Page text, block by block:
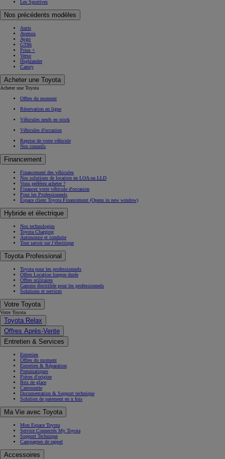
Les Sportives
Nos précédents modèles
Auris
Avensis
Aygo
GT86
Prius +
Verso
Highlander
Camry
Acheter une Toyota
Acheter une Toyota
Offres du moment
Réservation en ligne
Véhicules neufs en stock
Véhicules d'occasion
Reprise de votre véhicule
Nos conseils
Financement
Financement des véhicules
Nos solutions de location en LOA ou LLD
Vous préférez acheter ?
Financez votre véhicule d'occasion
Pour les Professionnels
Espace client Toyota Financement (Opens in new window)
Hybride et électrique
Nos technologies
Toyota Charging
Autonomie et conduite
Tout savoir sur l’électrique
Toyota Professional
Toyota pour les professionnels
Offres Location longue durée
Offres utilitaires
Gamme électrifiée pour les professionnels
Solutions et services
Votre Toyota
Votre Toyota
Toyota Relax
Offres Après-Vente
Entretien & Services
Entretien
Offres du moment
Entretien & Réparation
Pneumatiques
Pièces d'origine
Bris de glace
Carrosserie
Documentation & Support technique
Solution de paiement en x fois
Ma Vie avec Toyota
Mon Espace Toyota
Service Connectés My Toyota
Support Technique
Campagnes de rappel
Accessoires